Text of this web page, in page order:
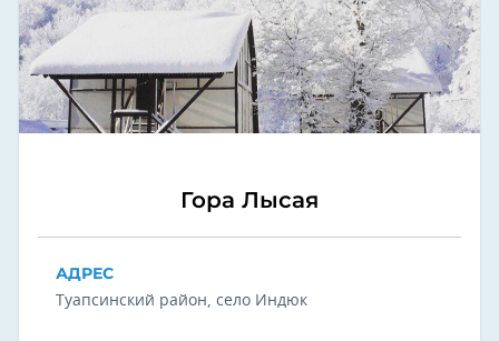
Гора Лысая
АДРЕС
Туапсинский район, село Индюк